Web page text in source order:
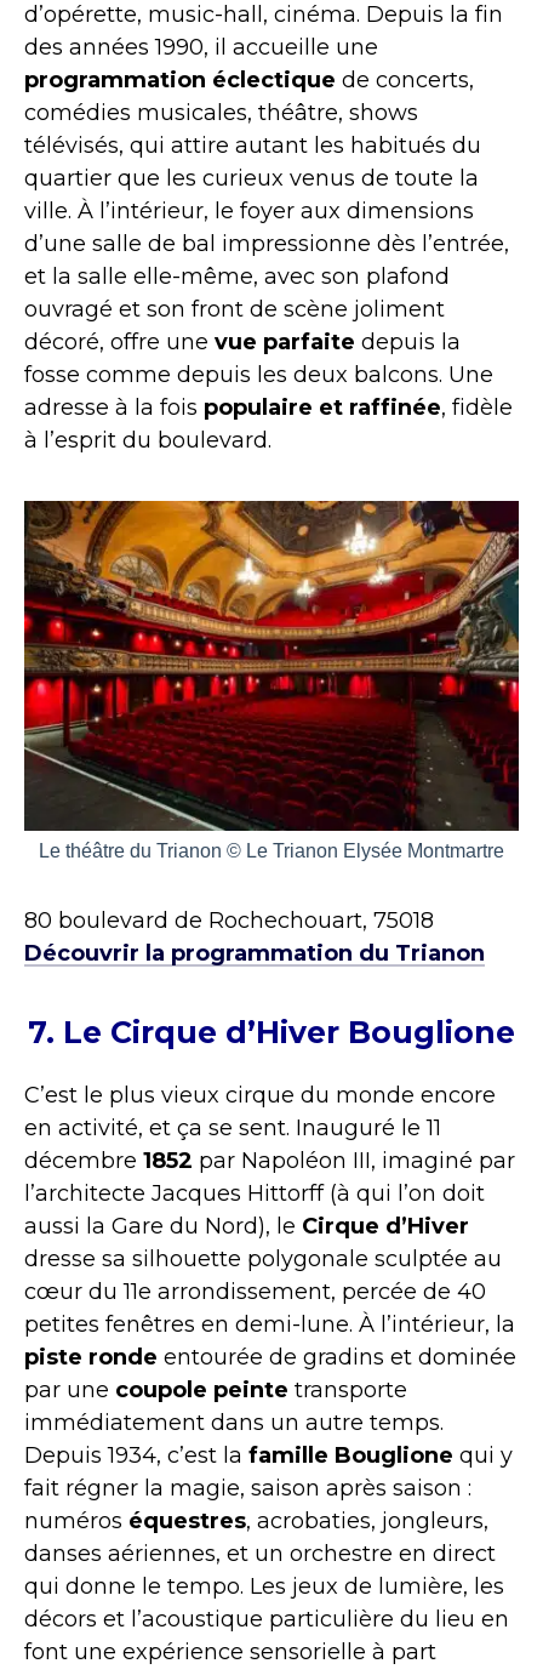
d’opérette, music-hall, cinéma. Depuis la fin
des années 1990, il accueille une
programmation éclectique de concerts,
comédies musicales, théâtre, shows
télévisés, qui attire autant les habitués du
quartier que les curieux venus de toute la
ville. À l’intérieur, le foyer aux dimensions
d’une salle de bal impressionne dès l’entrée,
et la salle elle-même, avec son plafond
ouvragé et son front de scène joliment
décoré, offre une vue parfaite depuis la
fosse comme depuis les deux balcons. Une
adresse à la fois populaire et raffinée, fidèle
à l’esprit du boulevard.
Le théâtre du Trianon © Le Trianon Elysée Montmartre
80 boulevard de Rochechouart, 75018
Découvrir la programmation du Trianon
7. Le Cirque d’Hiver Bouglione
C’est le plus vieux cirque du monde encore
en activité, et ça se sent. Inauguré le 11
décembre 1852 par Napoléon III, imaginé par
l’architecte Jacques Hittorff (à qui l’on doit
aussi la Gare du Nord), le Cirque d’Hiver
dresse sa silhouette polygonale sculptée au
cœur du 11e arrondissement, percée de 40
petites fenêtres en demi-lune. À l’intérieur, la
piste ronde entourée de gradins et dominée
par une coupole peinte transporte
immédiatement dans un autre temps.
Depuis 1934, c’est la famille Bouglione qui y
fait régner la magie, saison après saison :
numéros équestres, acrobaties, jongleurs,
danses aériennes, et un orchestre en direct
qui donne le tempo. Les jeux de lumière, les
décors et l’acoustique particulière du lieu en
font une expérience sensorielle à part